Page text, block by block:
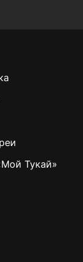
Тукай»